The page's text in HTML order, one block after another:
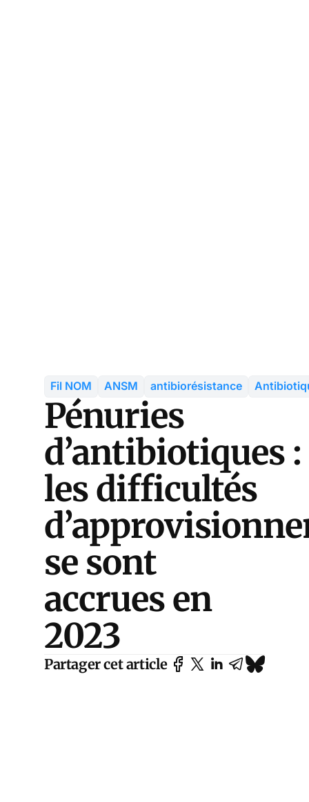
Fil NOM ANSM antibiorésistance
Pénuries
d’antibiotiques :
les difficultés
se sont
accrues en
2023
Partager cet article